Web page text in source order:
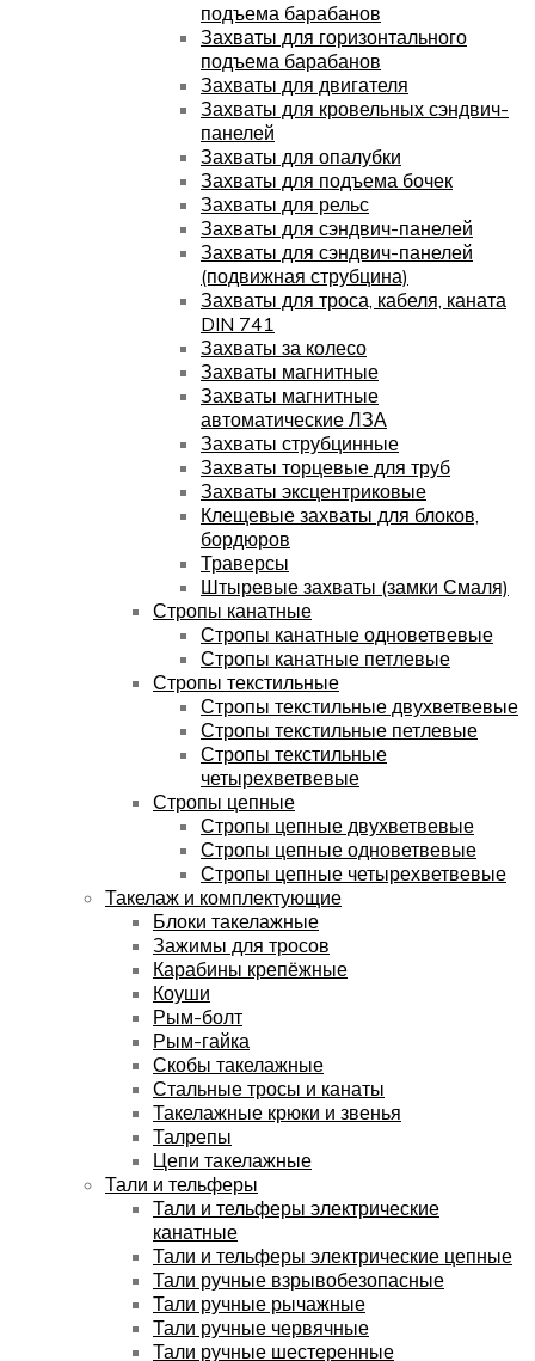
подъема барабанов
Захваты для горизонтального
подъема барабанов
Захваты для двигателя
Захваты для кровельных сэндвич-
панелей
Захваты для опалубки
Захваты для подъема бочек
Захваты для рельс
Захваты для сэндвич-панелей
Захваты для сэндвич-панелей
(подвижная струбцина)
Захваты для троса, кабеля, каната
DIN 741
Захваты за колесо
Захваты магнитные
Захваты магнитные
автоматические ЛЗА
Захваты струбцинные
Захваты торцевые для труб
Захваты эксцентриковые
Клещевые захваты для блоков,
бордюров
Траверсы
Штыревые захваты (замки Смаля)
Стропы канатные
Стропы канатные одноветвевые
Стропы канатные петлевые
Стропы текстильные
Стропы текстильные двухветвевые
Стропы текстильные петлевые
Стропы текстильные
четырехветвевые
Стропы цепные
Стропы цепные двухветвевые
Стропы цепные одноветвевые
Стропы цепные четырехветвевые
Такелаж и комплектующие
Блоки такелажные
Зажимы для тросов
Карабины крепёжные
Коуши
Рым-болт
Рым-гайка
Скобы такелажные
Стальные тросы и канаты
Такелажные крюки и звенья
Талрепы
Цепи такелажные
Тали и тельферы
Тали и тельферы электрические
канатные
Тали и тельферы электрические цепные
Тали ручные взрывобезопасные
Тали ручные рычажные
Тали ручные червячные
Тали ручные шестеренные